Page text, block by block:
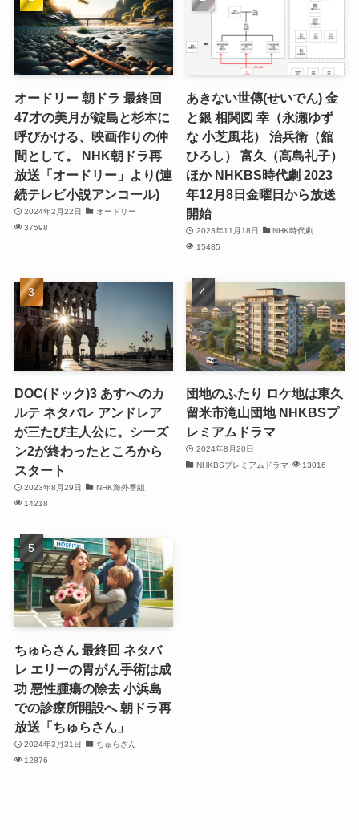
オードリー 朝ドラ 最終回
47才の美月が錠島と杉本に
呼びかける、映画作りの仲
間として。 NHK朝ドラ再
放送「オードリー」より(連
続テレビ小説アンコール)
2024年2月22日
オードリー
37598
あきない世傳(せいでん) 金
と銀 相関図 幸（永瀬ゆず
な 小芝風花） 治兵衛（舘
ひろし） 富久（高島礼子）
ほか NHKBS時代劇 2023
年12月8日金曜日から放送
開始
2023年11月18日
NHK時代劇
15485
DOC(ドック)3 あすへのカ
ルテ ネタバレ アンドレア
が三たび主人公に。シーズ
ン2が終わったところから
スタート
2023年8月29日
NHK海外番組
14218
団地のふたり ロケ地は東久
留米市滝山団地 NHKBSプ
レミアムドラマ
2024年8月20日
NHKBSプレミアムドラマ
13016
ちゅらさん 最終回 ネタバ
レ エリーの胃がん手術は成
功 悪性腫瘍の除去 小浜島
での診療所開設へ 朝ドラ再
放送「ちゅらさん」
2024年3月31日
ちゅらさん
12876